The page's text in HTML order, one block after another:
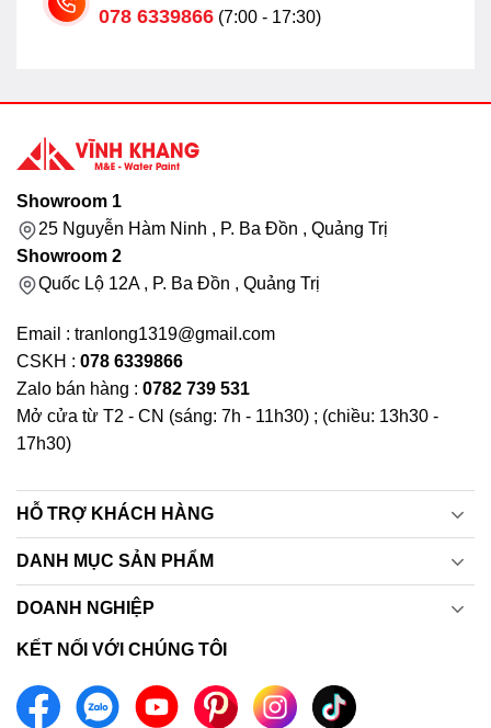
078 6339866 (7:00 - 17:30)
Showroom 1
25 Nguyễn Hàm Ninh , P. Ba Đồn , Quảng Trị
Showroom 2
Quốc Lộ 12A , P. Ba Đồn , Quảng Trị
Email : tranlong1319@gmail.com
CSKH : 078 6339866
Zalo bán hàng : 0782 739 531
Mở cửa từ T2 - CN (sáng: 7h - 11h30) ; (chiều: 13h30 -
17h30)
HỖ TRỢ KHÁCH HÀNG
DANH MỤC SẢN PHẨM
DOANH NGHIỆP
KẾT NỐI VỚI CHÚNG TÔI